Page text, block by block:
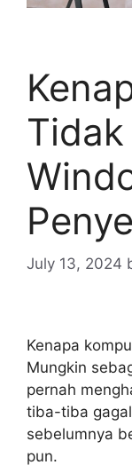
July 13, 2024
Kenapa
Mungkin
pernah
tiba-tiba
sebelumnya
pun.